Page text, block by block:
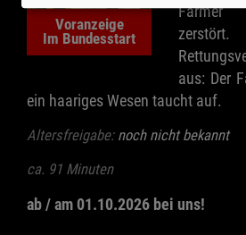
Voranzeige
Im Bundesstart
Farmer
aus: Der
ein haariges Wesen taucht auf.
Altersfreigabe: noch nicht bekannt
ca. 91 Minuten
ab / am 01.10.2026 bei uns!